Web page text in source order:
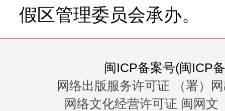
假区管理委员会承办。
闽ICP备案号(闽ICP
网络出版服务许可证 （署）
网络文化经营许可证 闽网文